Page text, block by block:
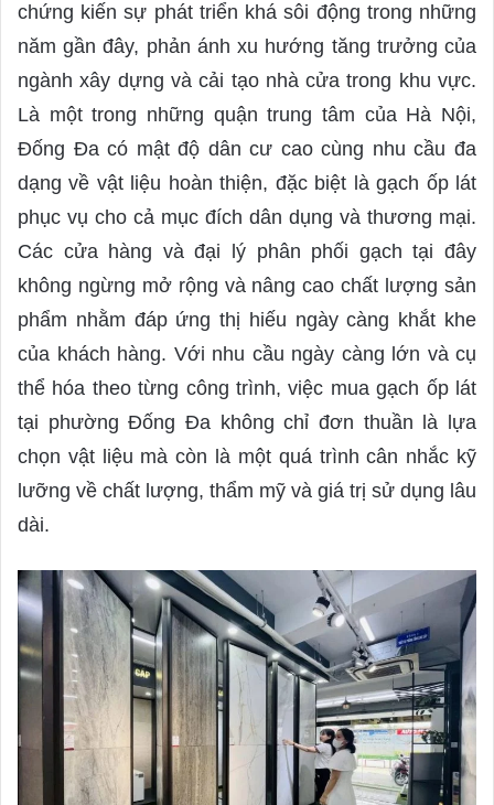
chứng kiến sự phát triển khá sôi động trong những
năm gần đây, phản ánh xu hướng tăng trưởng của
ngành xây dựng và cải tạo nhà cửa trong khu vực.
Là một trong những quận trung tâm của Hà Nội,
Đống Đa có mật độ dân cư cao cùng nhu cầu đa
dạng về vật liệu hoàn thiện, đặc biệt là gạch ốp lát
phục vụ cho cả mục đích dân dụng và thương mại.
Các cửa hàng và đại lý phân phối gạch tại đây
không ngừng mở rộng và nâng cao chất lượng sản
phẩm nhằm đáp ứng thị hiếu ngày càng khắt khe
của khách hàng. Với nhu cầu ngày càng lớn và cụ
thể hóa theo từng công trình, việc mua gạch ốp lát
tại phường Đống Đa không chỉ đơn thuần là lựa
chọn vật liệu mà còn là một quá trình cân nhắc kỹ
lưỡng về chất lượng, thẩm mỹ và giá trị sử dụng lâu
dài.